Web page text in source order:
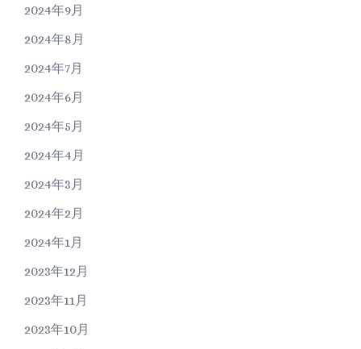
2024年9月
2024年8月
2024年7月
2024年6月
2024年5月
2024年4月
2024年3月
2024年2月
2024年1月
2023年12月
2023年11月
2023年10月